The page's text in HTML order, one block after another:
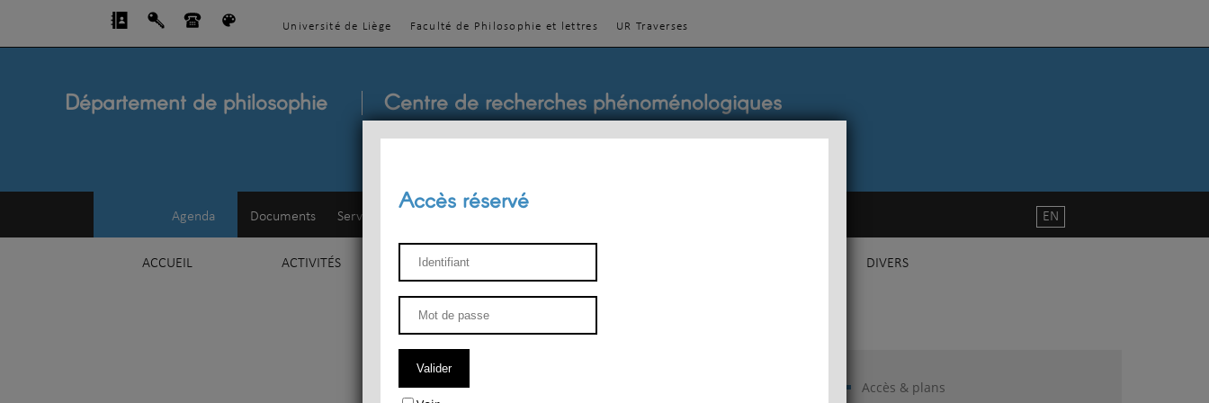
Université de Liège Faculté de Philosophie et lettres UR Traverses
Département de philosophie Centre de recherches phénoménologiques
Agenda Documents Service d'esthétique
ACCUEIL ACTIVITÉS ENSEIGNEMENT DIVERS
EN
Accès & plans
Accès réservé